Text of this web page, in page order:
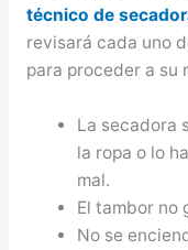
técnico de
revisará cada uno
para proceder a su
La secadora
la ropa o lo
mal.
El tambor no
No se